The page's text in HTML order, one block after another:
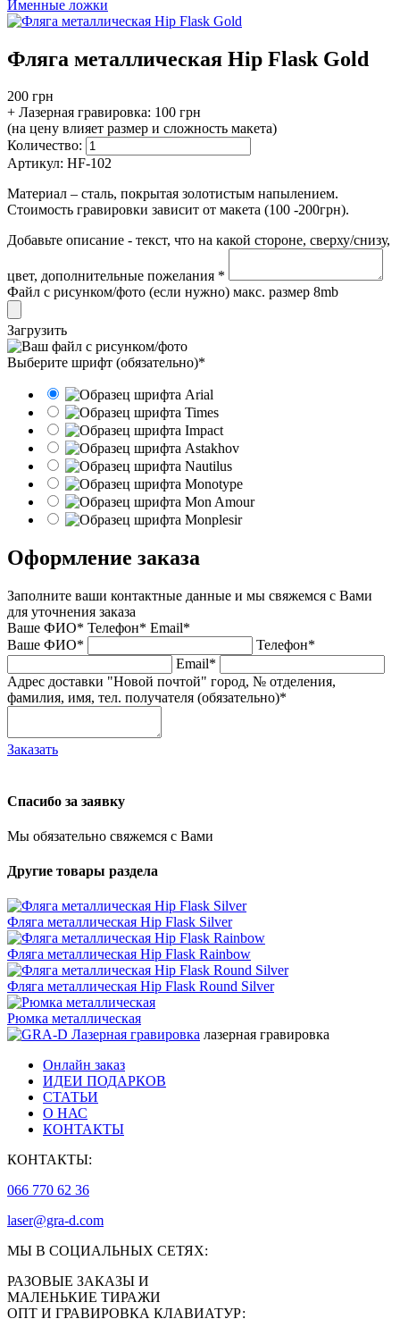
Именные ложки
Фляга металлическая Hip Flask Gold
200 грн
+ Лазерная гравировка: 100 грн
(на цену влияет размер и сложность макета)
Количество:
Артикул: HF-102
Материал – сталь, покрытая золотистым напылением.
Стоимость гравировки зависит от макета (100 -200грн).
Добавьте описание - текст, что на какой стороне, сверху/снизу,
цвет, дополнительные пожелания *
Файл с рисунком/фото (если нужно) макс. размер 8mb
Загрузить
Выберите шрифт (обязательно)*
Оформление заказа
Заполните ваши контактные данные и мы свяжемся с Вами
для уточнения заказа
Ваше ФИО* Телефон* Email*
Ваше ФИО*
Телефон*
Email*
Адрес доставки "Новой почтой" город, № отделения,
фамилия, имя, тел. получателя (обязательно)*
Заказать
Спасибо за заявку
Мы обязательно свяжемся с Вами
Другие товары раздела
Фляга металлическая Hip Flask Silver
Фляга металлическая Hip Flask Rainbow
Фляга металлическая Hip Flask Round Silver
Рюмка металлическая
лазерная гравировка
Онлайн заказ
ИДЕИ ПОДАРКОВ
СТАТЬИ
О НАС
КОНТАКТЫ
КОНТАКТЫ:
066 770 62 36
laser@gra-d.com
МЫ В СОЦИАЛЬНЫХ СЕТЯХ:
РАЗОВЫЕ ЗАКАЗЫ И
МАЛЕНЬКИЕ ТИРАЖИ
ОПТ И ГРАВИРОВКА КЛАВИАТУР: